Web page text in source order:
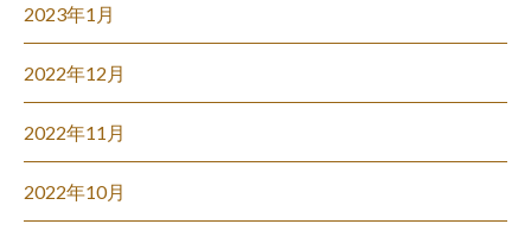
2023年1月
2022年12月
2022年11月
2022年10月